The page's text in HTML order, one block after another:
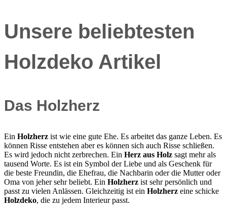
Unsere beliebtesten
Holzdeko Artikel
Das Holzherz
Ein Holzherz ist wie eine gute Ehe. Es arbeitet das ganze Leben. Es
können Risse entstehen aber es können sich auch Risse schließen.
Es wird jedoch nicht zerbrechen. Ein Herz aus Holz sagt mehr als
tausend Worte. Es ist ein Symbol der Liebe und als Geschenk für
die beste Freundin, die Ehefrau, die Nachbarin oder die Mutter oder
Oma von jeher sehr beliebt. Ein Holzherz ist sehr persönlich und
passt zu vielen Anlässen. Gleichzeitig ist ein Holzherz eine schicke
Holzdeko, die zu jedem Interieur passt.